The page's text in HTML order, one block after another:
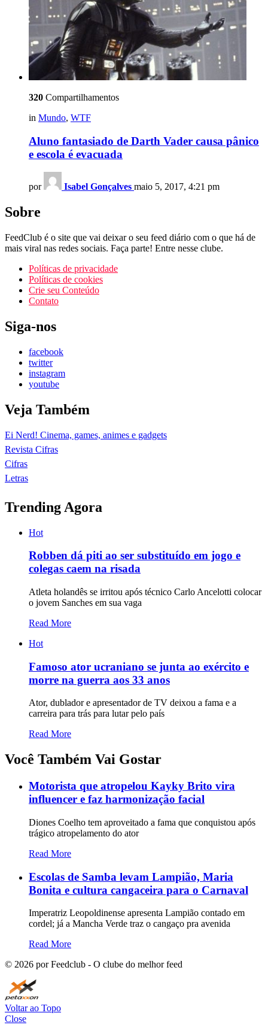
320 Compartilhamentos
in Mundo, WTF
Aluno fantasiado de Darth Vader causa pânico
e escola é evacuada
por Isabel Gonçalves maio 5, 2017, 4:21 pm
Sobre
FeedClub é o site que vai deixar o seu feed diário com o que há de
mais viral nas redes sociais. Faça parte! Entre nesse clube.
Políticas de privacidade
Políticas de cookies
Crie seu Conteúdo
Contato
Siga-nos
facebook
twitter
instagram
youtube
Veja Também
Ei Nerd! Cinema, games, animes e gadgets
Revista Cifras
Cifras
Letras
Trending Agora
Hot
Robben dá piti ao ser substituído em jogo e
colegas caem na risada
Atleta holandês se irritou após técnico Carlo Ancelotti colocar
o jovem Sanches em sua vaga
Read More
Hot
Famoso ator ucraniano se junta ao exército e
morre na guerra aos 33 anos
Ator, dublador e apresentador de TV deixou a fama e a
carreira para trás para lutar pelo país
Read More
Você Também Vai Gostar
Motorista que atropelou Kayky Brito vira
influencer e faz harmonização facial
Diones Coelho tem aproveitado a fama que conquistou após
trágico atropelamento do ator
Read More
Escolas de Samba levam Lampião, Maria
Bonita e cultura cangaceira para o Carnaval
Imperatriz Leopoldinense apresenta Lampião contado em
cordel; já a Mancha Verde traz o cangaço pra avenida
Read More
© 2026 por Feedclub - O clube do melhor feed
Voltar ao Topo
Close